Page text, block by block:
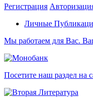
Регистрация
Личные
Мы работаем для Вас.
Посетите наш раздел на